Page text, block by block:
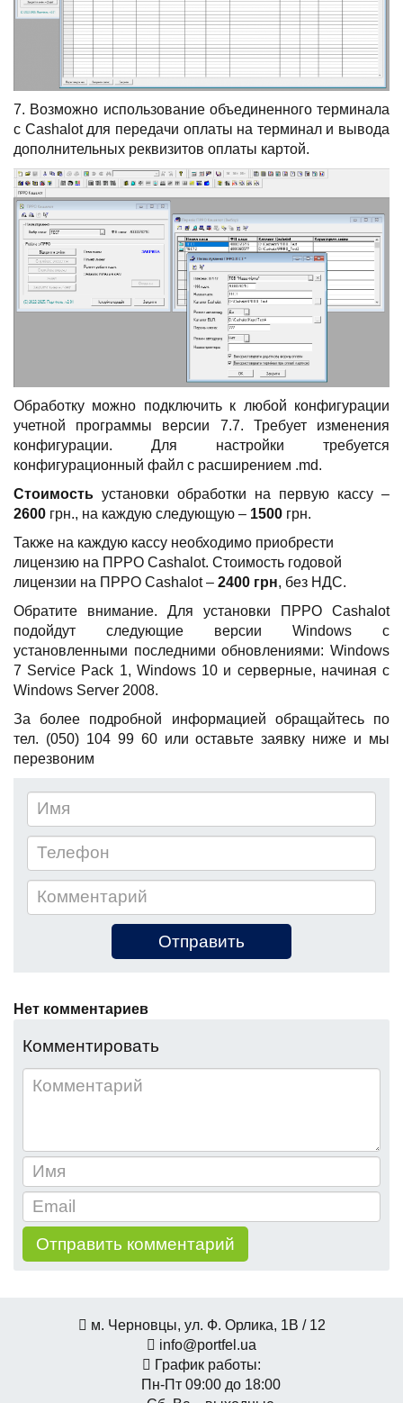
7. Возможно использование объединенного терминала
с Cashalot для передачи оплаты на терминал и вывода
дополнительных реквизитов оплаты картой.
Обработку можно подключить к любой конфигурации
учетной программы версии 7.7. Требует изменения
конфигурации. Для настройки требуется
конфигурационный файл с расширением .md.
Стоимость установки обработки на первую кассу –
2600 грн., на каждую следующую – 1500 грн.
Также на каждую кассу необходимо приобрести
лицензию на ПРРО Cashalot. Стоимость годовой
лицензии на ПРРО Cashalot – 2400 грн, без НДС.
Обратите внимание. Для установки ПРРО Cashalot
подойдут следующие версии Windows с
установленными последними обновлениями: Windows
7 Service Pack 1, Windows 10 и серверные, начиная с
Windows Server 2008.
За более подробной информацией обращайтесь по
тел. (050) 104 99 60 или оставьте заявку ниже и мы
перезвоним
Нет комментариев
Комментировать
м. Черновцы, ул. Ф. Орлика, 1В / 12
info@portfel.ua
График работы:
Пн-Пт 09:00 до 18:00